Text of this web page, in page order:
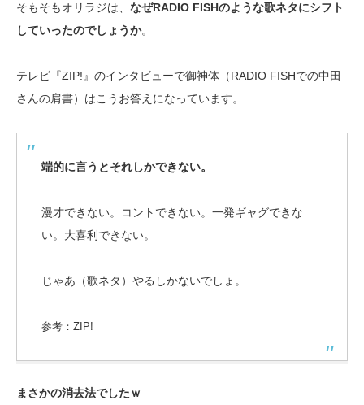
そもそもオリラジは、 なぜRADIO FISHのような歌ネタにシフト
していったのでしょうか。
テレビ『ZIP!』のインタビューで御神体（RADIO FISHでの中田
さんの肩書）はこうお答えになっています。
端的に言うとそれしかできない。
漫才できない。コントできない。一発ギャグできな
い。大喜利できない。
じゃあ（歌ネタ）やるしかないでしょ。
参考：ZIP!
まさかの消去法でしたｗ